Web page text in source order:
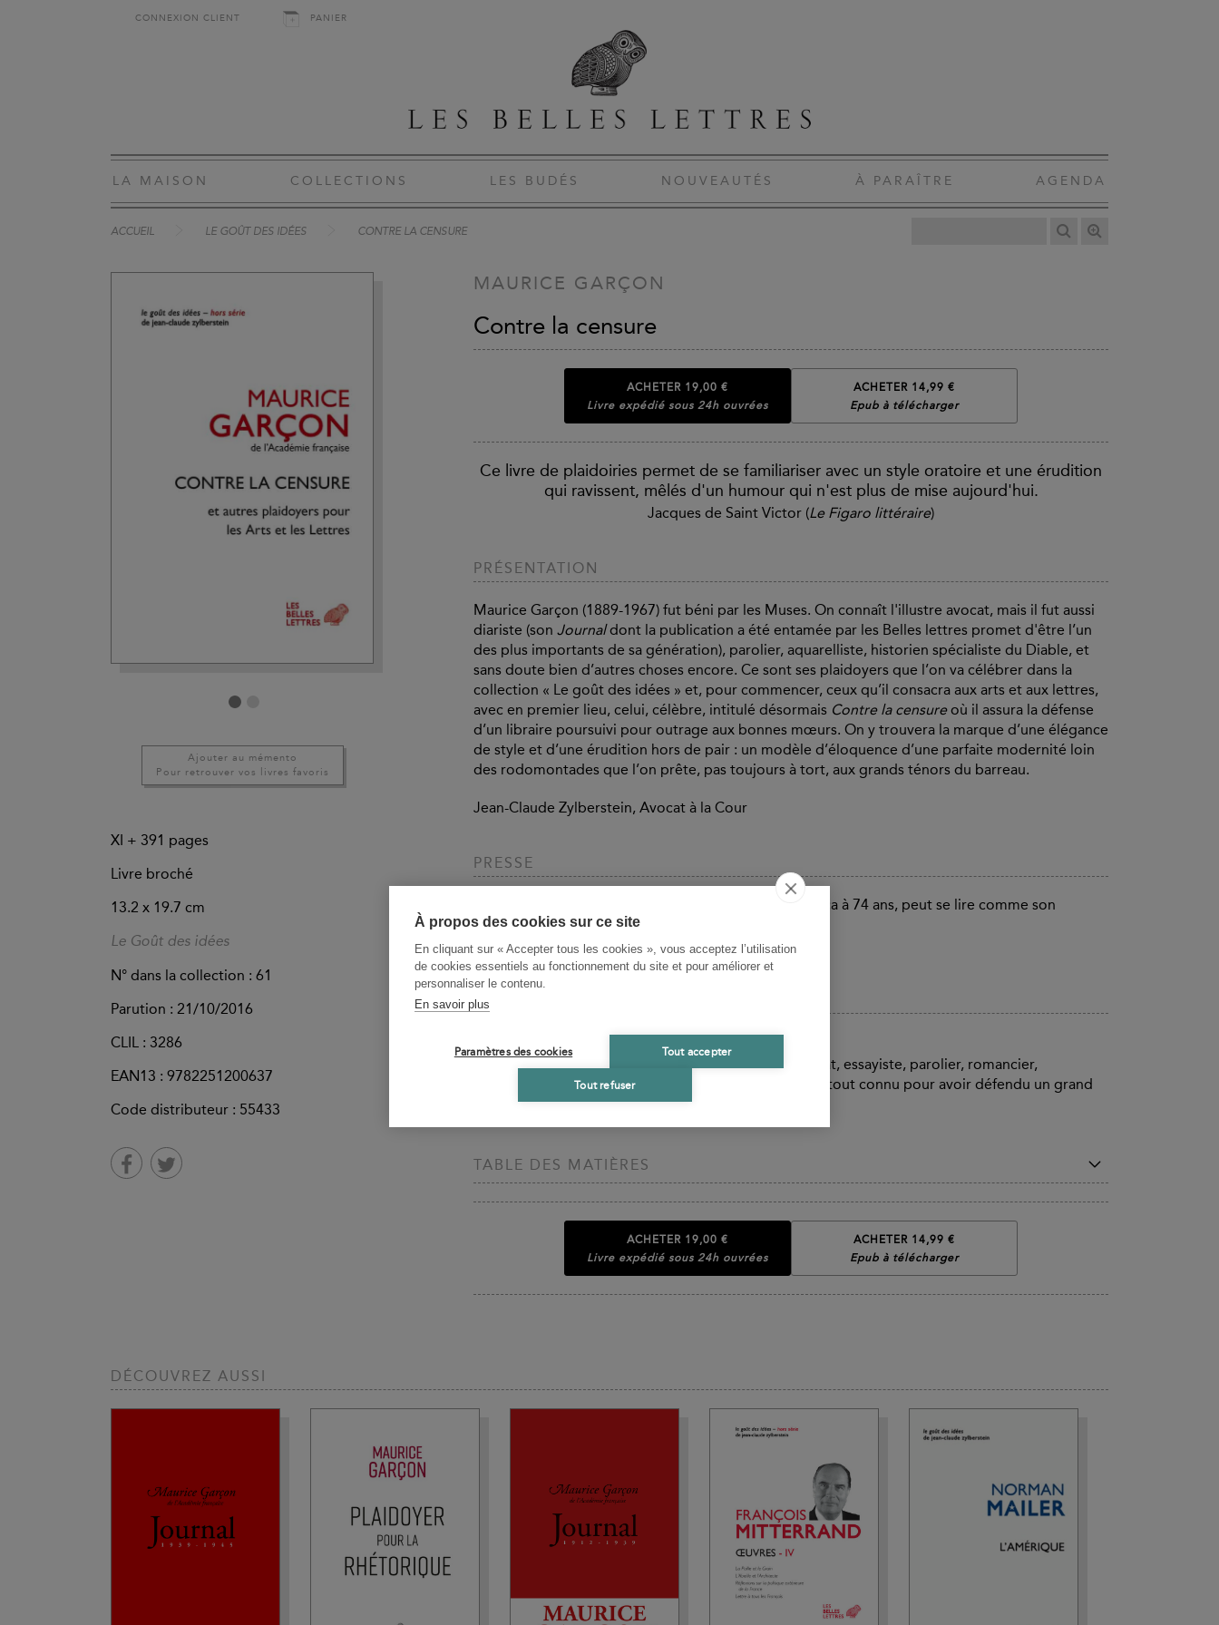
À propos des cookies sur ce site
En cliquant sur « Accepter tous les cookies », vous acceptez l’utilisation
de cookies essentiels au fonctionnement du site et pour améliorer et
personnaliser le contenu.
En savoir plus
Paramètres des cookies Tout accepter
Tout refuser
CONNEXION CLIENT PANIER
LA MAISON COLLECTIONS LES BUDÉS NOUVEAUTÉS À PARAÎTRE AGENDA
ACCUEIL LE GOÛT DES IDÉES CONTRE LA CENSURE
Ajouter au mémento
Pour retrouver vos livres favoris
XI + 391 pages
Livre broché
13.2 x 19.7 cm
Le Goût des idées
N° dans la collection : 61
Parution : 21/10/2016
CLIL : 3286
EAN13 : 9782251200637
Code distributeur : 55433
MAURICE GARÇON
Contre la censure
ACHETER 19,00 €
Livre expédié sous 24h ouvrées
ACHETER 14,99 €
Epub à télécharger
Ce livre de plaidoiries permet de se familiariser avec un style oratoire et une érudition
qui ravissent, mêlés d'un humour qui n'est plus de mise aujourd'hui.
Jacques de Saint Victor (Le Figaro littéraire)
PRÉSENTATION
Maurice Garçon (1889-1967) fut béni par les Muses. On connaît l'illustre avocat, mais il fut aussi
diariste (son Journaldont la publication a été entamée par les Belles lettres promet d'être l’un
des plus importants de sa génération), parolier, aquarelliste, historien spécialiste du Diable, et
sans doute bien d’autres choses encore. Ce sont ses plaidoyers que l’on va célébrer dans la
collection « Le goût des idées » et, pour commencer, ceux qu’il consacra aux arts et aux lettres,
avec en premier lieu, celui, célèbre, intitulé désormais Contre la censureoù il assura la défense
d’un libraire poursuivi pour outrage aux bonnes mœurs. On y trouvera la marque d’une élégance
de style et d’une érudition hors de pair : un modèle d’éloquence d’une parfaite modernité loin
des rodomontades que l’on prête, pas toujours à tort, aux grands ténors du barreau.
Jean-Claude Zylberstein, Avocat à la Cour
PRESSE
Son célèbre plaidoyer contre la censure, qu'il prononça à 74 ans, peut se lire comme son
testament intellectuel.
Valeurs actuelles - 23/03/2017
BIOGRAPHIES CONTRIBUTEURS
Maurice Garçon, de l'Académie française, est un avocat, essayiste, parolier, romancier,
aquarelliste, polygraphe et historien français. Il est surtout connu pour avoir défendu un grand
nombre de causes, tant littéraires que criminelles.
TABLE DES MATIÈRES
ACHETER 19,00 €
Livre expédié sous 24h ouvrées
ACHETER 14,99 €
Epub à télécharger
DÉCOUVREZ AUSSI